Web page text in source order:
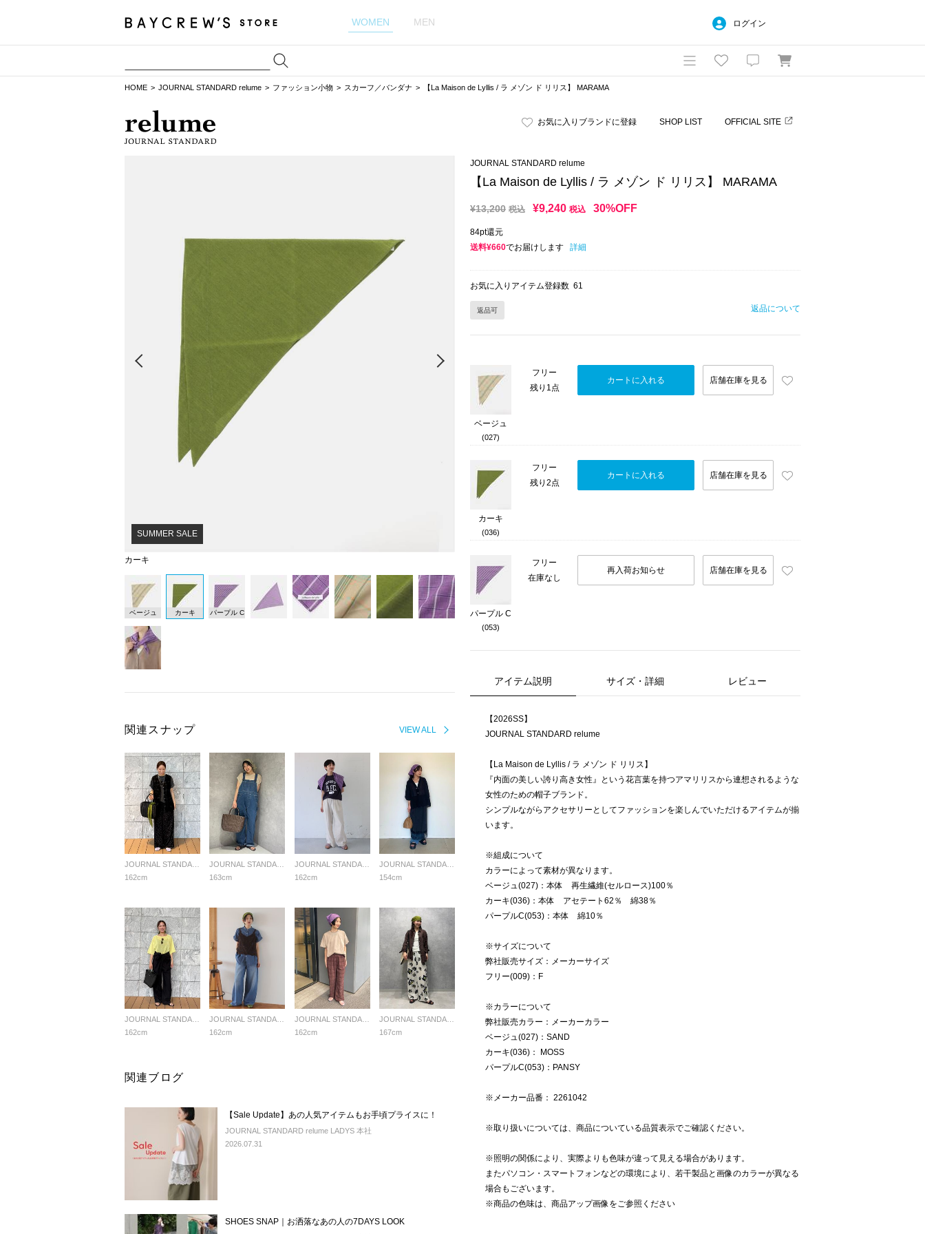
WOMEN MEN ログイン
HOME JOURNAL STANDARD relume ファッション小物 スカーフ／バンダナ 【La Maison de Lyllis / ラ メゾン ド リリス】 MARAMA
お気に入りブランドに登録 SHOP LIST OFFICIAL SITE
カーキ
SUMMER SALE
ベージュ カーキ パープル C
VIEW ALL
関連スナップ
162cm
163cm
JOURNAL STANDARD relume LADYS
162cm
JOURNAL STANDARD relume LADYS
154cm
162cm
162cm
JOURNAL STANDARD relume LADYS
162cm
JOURNAL STANDARD relume LADYS
167cm
関連ブログ
【Sale Update】あの人気アイテムもお手頃プライスに！
JOURNAL STANDARD relume LADYS 本社
2026.07.31
SHOES SNAP｜お洒落なあの人の7DAYS LOOK
JOURNAL STANDARD relume
【La Maison de Lyllis / ラ メゾン ド リリス】 MARAMA
¥13,200 税込 ¥9,240 税込 30%OFF
84pt還元
送料¥660でお届けします 詳細
お気に入りアイテム登録数 61
返品可 返品について
ベージュ
(027)
フリー
残り1点
カートに入れる 店舗在庫を見る
カーキ
(036)
フリー
残り2点
カートに入れる 店舗在庫を見る
パープル C
(053)
フリー
在庫なし
再入荷お知らせ 店舗在庫を見る
アイテム説明 サイズ・詳細 レビュー
【2026SS】
JOURNAL STANDARD relume
【La Maison de Lyllis / ラ メゾン ド リリス】
『内面の美しい誇り高き女性』という花言葉を持つアマリリスから連想されるような
女性のための帽子ブランド。
シンプルながらアクセサリーとしてファッションを楽しんでいただけるアイテムが揃
います。
※組成について
カラーによって素材が異なります。
ベージュ(027)：本体 再生繊維(セルロース)100％
カーキ(036)：本体 アセテート62％ 綿38％
パープルC(053)：本体 綿10％
※サイズについて
弊社販売サイズ：メーカーサイズ
フリー(009)：F
※カラーについて
弊社販売カラー：メーカーカラー
ベージュ(027)：SAND
カーキ(036)： MOSS
パープルC(053)：PANSY
※メーカー品番： 2261042
※取り扱いについては、商品についている品質表示でご確認ください。
※照明の関係により、実際よりも色味が違って見える場合があります。
またパソコン・スマートフォンなどの環境により、若干製品と画像のカラーが異なる
場合もございます。
※商品の色味は、商品アップ画像をご参照ください